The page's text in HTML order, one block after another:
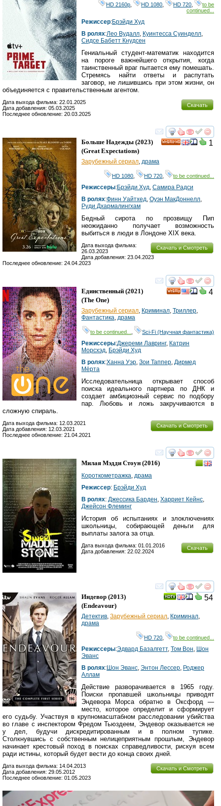
HD 2160р, HD 1080, HD 720,
to be
continued...
Режиссер:Брэйди Худ
В ролях:Лео Вудалл, Куинтесса Суинделл,
Сидсе Бабетт Кнудсен
Гениальный студент-математик находится
на пороге важнейшего открытия, когда
таинственный враг пытается ему помешать.
Стремясь найти ответы и распутать
заговор, не лишившись при этом жизни, он
объединяется с правительственным агентом.
Скачать
Дата выхода фильма: 22.01.2025
Дата добавления: 05.03.2025
Последнее обновление: 20.03.2025
смотреть
1
Больше Надежды (2023)
(Great Expectations)
Зарубежный сериал, драма
HD 1080 HD 720 to be continued...
Режиссеры:Брэйди Худ, Самира Радси
В ролях:Финн Уайтхед, Оуэн МакДоннелл,
Руди Дхармалингхам
Бедный сирота по прозвищу Пип
неожиданно получает возможность
выбиться в люди в Лондоне XIX века.
Скачать и Смотреть
Дата выхода фильма:
26.03.2023
Дата добавления: 23.04.2023
Последнее обновление: 24.04.2023
смотреть
4
Единственный (2021)
(The One)
Зарубежный сериал, Криминал, Триллер,
Фантастика, драма
to be continued... Sci-Fi (Научная фантастика)
Режиссеры:Джереми Лавринг, Катрин
Морсхэд, Брэйди Худ
В ролях:Ханна Уэр, Зои Таппер, Дирмед
Мёрта
Исследовательница открывает способ
поиска идеального партнера по ДНК и
создает амбициозный сервис по подбору
пар. Любовь и ложь закручиваются в
сложную спираль.
Скачать и Смотреть
Дата выхода фильма: 12.03.2021
Дата добавления: 12.03.2021
Последнее обновление: 21.04.2021
смотреть
Милая Мэдди Стоун (2016)
Короткометражка драма
Режиссер: Брэйди Худ
В ролях: Джессика Барден Харриет Кейнс
Джейсон Флеминг
История об испытаниях и злоключениях
школьницы, собирающей деньги для
выплаты залога за отца.
Скачать
Дата выхода фильма: 01.01.2016
Дата добавления: 22.02.2024
смотреть
54
Индевор (2013)
(Endeavour)
Детектив Зарубежный сериал Криминал
драма
HD 720 to be continued...
Режиссеры:Эдвард Базалгетт, Том Вон Шон
Эванс
В ролях:Шон Эванс Энтон Лессер Роджер
Аллам
Действие разворачивается в 1965 году.
Поиски пропавшей школьницы приводят
Эндевора Морса обратно в Оксфорд —
место, которое определит и сформирует
его судьбу. Участвуя в крупномасштабном расследовании убийства
во главе с инспектором Фредом Тьюздеем, Эндевор оказывается не
у дел, будучи дискредитированным и в полном тупике.
Столкнувшись с собственным нелицеприятным прошлым, Эндевор
начинает крестовый поход в поисках справедливости, рискуя всем
ради истины, который будет вести до конца своих дней.
Скачать и Смотреть
Дата выхода фильма: 14.04.2013
Дата добавления: 29.05.2012
Последнее обновление: 01.05.2023